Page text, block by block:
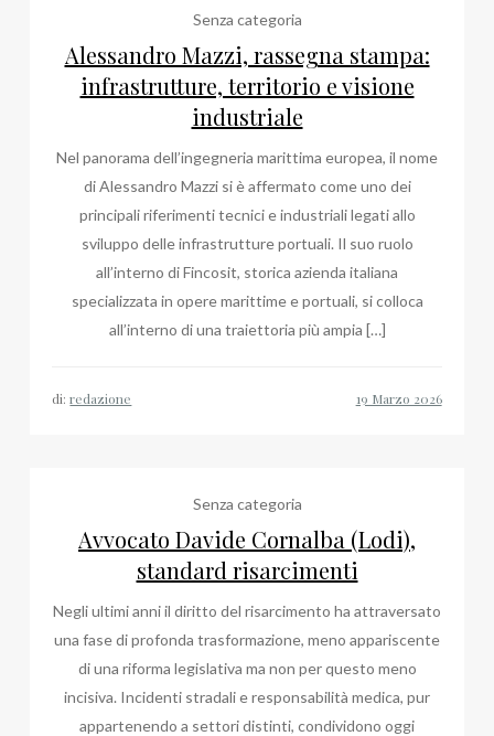
Senza categoria
Alessandro Mazzi, rassegna stampa:
infrastrutture, territorio e visione
industriale
Nel panorama dell’ingegneria marittima europea, il nome
di Alessandro Mazzi si è affermato come uno dei
principali riferimenti tecnici e industriali legati allo
sviluppo delle infrastrutture portuali. Il suo ruolo
all’interno di Fincosit, storica azienda italiana
specializzata in opere marittime e portuali, si colloca
all’interno di una traiettoria più ampia […]
di:redazione
Senza categoria
Avvocato Davide Cornalba (Lodi),
standard risarcimenti
Negli ultimi anni il diritto del risarcimento ha attraversato
una fase di profonda trasformazione, meno appariscente
di una riforma legislativa ma non per questo meno
incisiva. Incidenti stradali e responsabilità medica, pur
appartenendo a settori distinti, condividono oggi